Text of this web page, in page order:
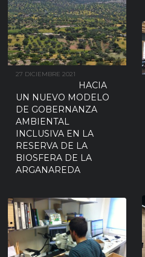
27 DICIEMBRE 2021
HACIA
UN NUEVO MODELO
DE GOBERNANZA
AMBIENTAL
INCLUSIVA EN LA
RESERVA DE LA
BIOSFERA DE LA
ARGANAREDA